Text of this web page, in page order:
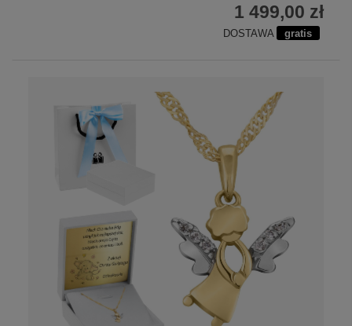
1 499,00 zł
DOSTAWA gratis